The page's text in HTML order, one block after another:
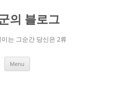
의 블로그
는 그순간 당신은 2류
Menu